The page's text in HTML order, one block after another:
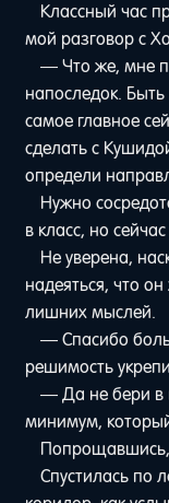
Классный час
мой разговор с
— Что же, мне
напоследок.
самое главное
сделать с
определи
Нужно
в класс, но
Не уверена,
надеяться, что
лишних мыслей.
— Спасибо
решимость
— Да не бери в
минимум,
Попрощавшись,
Спустилась по